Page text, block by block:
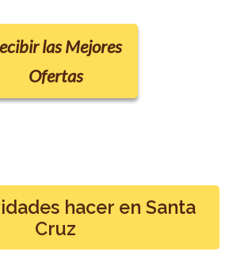
las Mejores
Ofertas
hacer en Santa
Cruz